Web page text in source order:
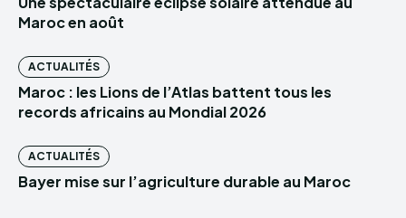
Maroc en août
ACTUALITÉS
Maroc : les Lions de l’Atlas battent tous les
records africains au Mondial 2026
ACTUALITÉS
Bayer mise sur l’agriculture durable au Maroc